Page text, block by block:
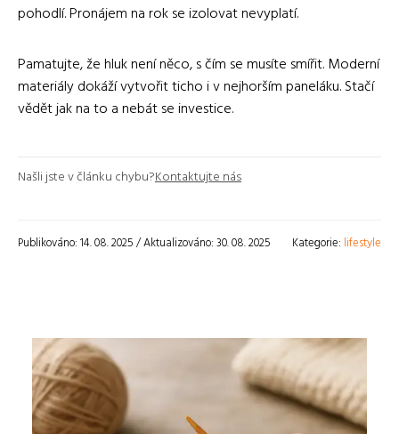
pohodlí. Pronájem na rok se izolovat nevyplatí.
Pamatujte, že hluk není něco, s čím se musíte smířit. Moderní
materiály dokáží vytvořit ticho i v nejhorším paneláku. Stačí
vědět jak na to a nebát se investice.
Našli jste v článku chybu?Kontaktujte nás
Publikováno: 14. 08. 2025 / Aktualizováno: 30. 08. 2025 Kategorie: lifestyle